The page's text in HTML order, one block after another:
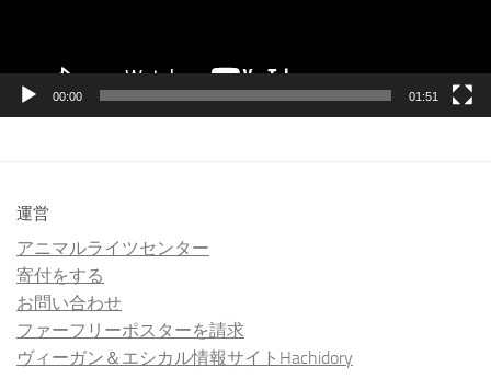
00:00 01:51
運営
アニマルライツセンター
寄付をする
お問い合わせ
ファーフリーポスターを請求
ヴィーガン＆エシカル情報サイトHachidory